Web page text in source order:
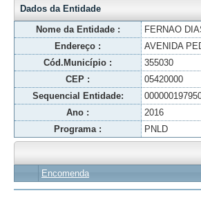
Dados da Entidade
Nome da Entidade :
FERNAO
Endereço :
AVENIDA
Cód.Município :
355030
CEP :
05420000
Sequencial Entidade:
Ano :
2016
Programa :
PNLD
Encomenda